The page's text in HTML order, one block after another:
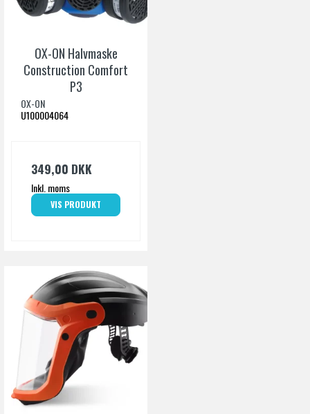
5500 ml.
Dimension
Materiale
Transparant polypropylen
OX-ON Halvmaske
Construction Comfort
P3
OX-ON
U100004064
349,00 DKK
Inkl. moms
VIS PRODUKT